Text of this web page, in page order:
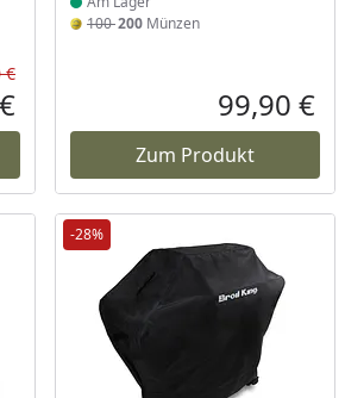
Rabatt in Prozent
Ursprünglicher Preis
€
Aktueller Preis
100200 Münzen
99,90 €
Zum Produkt
-28%